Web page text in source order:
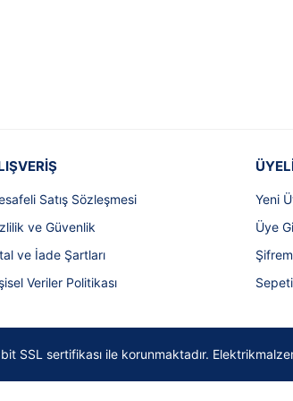
Satış Sözleşmesi
ve Güvenlik
ve İade Şartları
Veriler Politikası
Yeni
Üye
SSL sertifikası ile korunmaktadır.